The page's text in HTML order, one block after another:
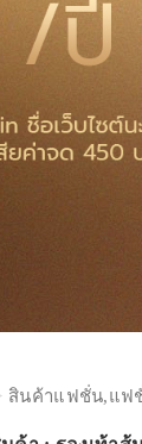
สินค้าแฟชั่น,แฟ